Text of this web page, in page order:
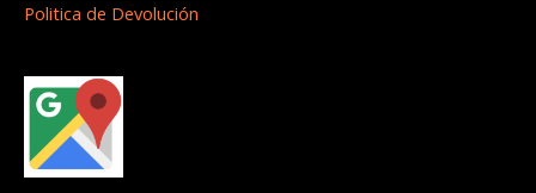
Politica de Devolución